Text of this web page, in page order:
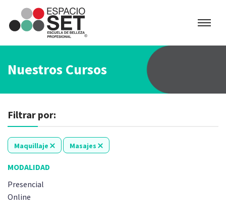
Espacio
SET
Nuestros Cursos
Filtrar por:
Maquillaje Masajes
MODALIDAD
Presencial
Online